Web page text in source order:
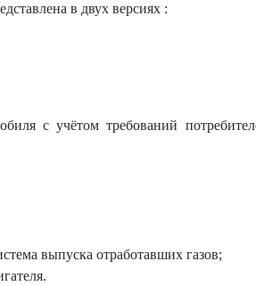
в двух версиях :
с учётом требований
выпуска отработавших газов;